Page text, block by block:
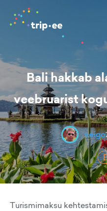
Bali hakkab
veebruarist
veigo
Turismimaksu